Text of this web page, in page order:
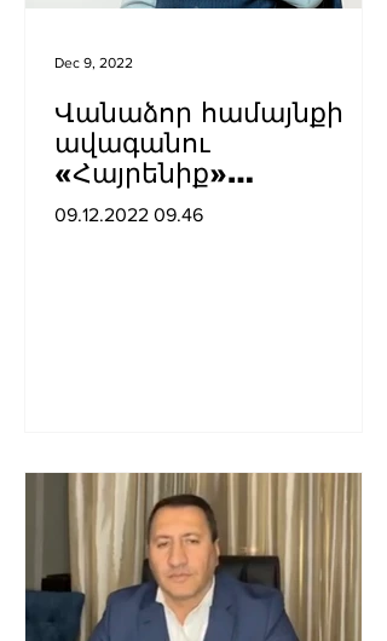
Վանաձոր համայնքի
ավագանու
«Հայրենիք»
խմբակցության
09.12.2022 09.46
Dec 9, 2022